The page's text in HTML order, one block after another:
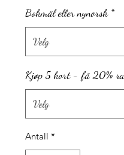
Bokmål eller nynorsk *
Velg
Kjøp 5 kort - få 20%
Velg
Antall *